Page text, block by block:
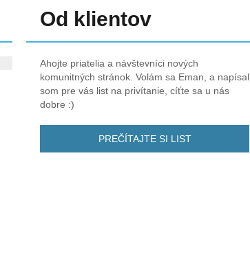
Od klientov
Ahojte priatelia a návštevníci nových
komunitných stránok. Volám sa Eman, a napísal
som pre vás list na privítanie, cíťte sa u nás
dobre :)
PREČÍTAJTE SI LIST